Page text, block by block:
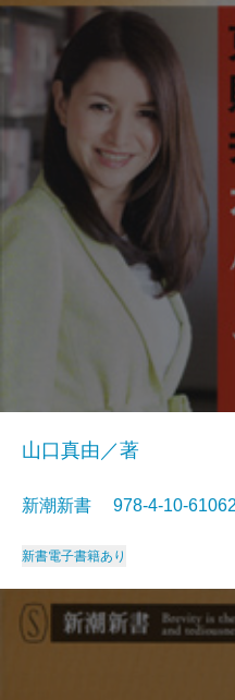
山口真由／著
新潮新書 978-4-10-
新書電子書籍あり